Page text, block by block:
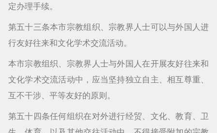
定办理手续。
第五十三条本市宗教组织、宗教界人士可以与外国人进
行友好往来和文化学术交流活动。
本市宗教组织、宗教界人士与外国人在开展友好往来和
文化学术交流活动中，应当坚持独立自主、相互尊重、
互不干涉、平等友好的原则。
第五十四条任何组织在对外进行经贸、文化、教育、卫